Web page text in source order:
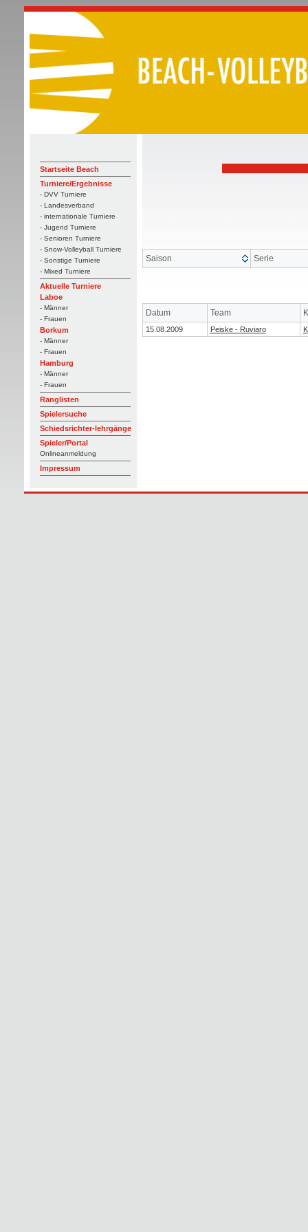
Startseite Beach
Turniere/Ergebnisse
- DVV Turniere
- Landesverband
- internationale Turniere
- Jugend Turniere
- Senioren Turniere
- Snow-Volleyball Turniere
- Sonstige Turniere
- Mixed Turniere
Aktuelle Turniere
Laboe
- Männer
- Frauen
Borkum
- Männer
- Frauen
Hamburg
- Männer
- Frauen
Ranglisten
Spielersuche
Schiedsrichter-lehrgänge
Spieler/Portal
Onlineanmeldung
Impressum
Saison Serie
Datum Team
15.08.2009 Peiske - Ruviaro